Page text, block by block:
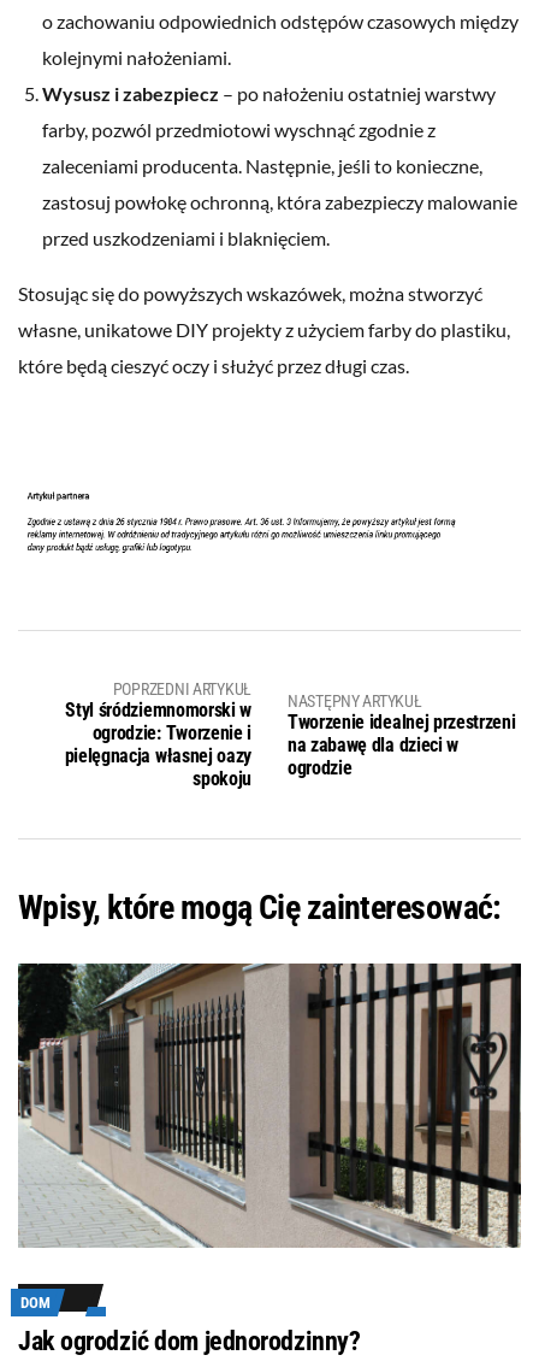
o zachowaniu odpowiednich odstępów czasowych między
kolejnymi nałożeniami.
Wysusz i zabezpiecz – po nałożeniu ostatniej warstwy
farby, pozwól przedmiotowi wyschnąć zgodnie z
zaleceniami producenta. Następnie, jeśli to konieczne,
zastosuj powłokę ochronną, która zabezpieczy malowanie
przed uszkodzeniami i blaknięciem.
Stosując się do powyższych wskazówek, można stworzyć
własne, unikatowe DIY projekty z użyciem farby do plastiku,
które będą cieszyć oczy i służyć przez długi czas.
POPRZEDNI ARTYKUŁ
Styl śródziemnomorski w
ogrodzie: Tworzenie i
pielęgnacja własnej oazy
spokoju
NASTĘPNY ARTYKUŁ
Tworzenie idealnej przestrzeni
na zabawę dla dzieci w
ogrodzie
Wpisy, które mogą Cię zainteresować:
DOM
Jak ogrodzić dom jednorodzinny?